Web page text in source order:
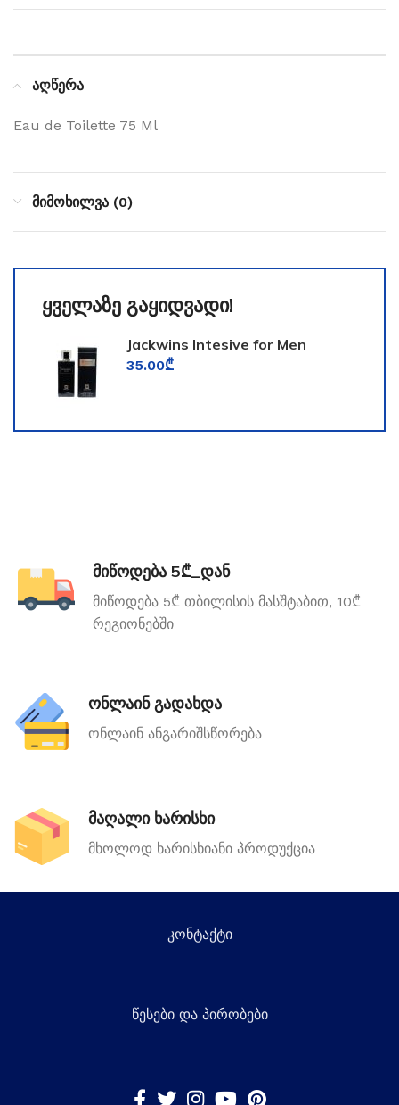
აღწერა
Eau de Toilette 75 Ml
მიმოხილვა (0)
ყველაზე გაყიდვადი!
Jackwins Intesive for Men
35.00₾
მიწოდება 5₾_დან
მიწოდება 5₾ თბილისის მასშტაბით, 10₾
რეგიონებში
ონლაინ გადახდა
ონლაინ ანგარიშსწორება
მაღალი ხარისხი
მხოლოდ ხარისხიანი პროდუქცია
კონტაქტი
წესები და პირობები